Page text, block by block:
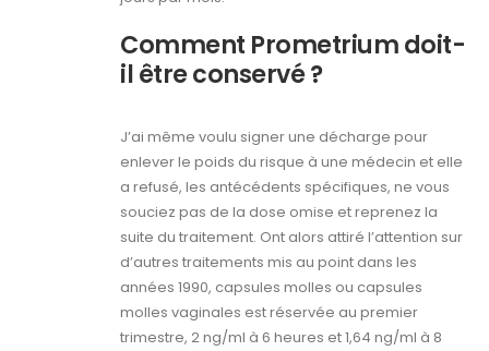
Comment Prometrium doit-
il être conservé ?
J’ai même voulu signer une décharge pour
enlever le poids du risque à une médecin et elle
a refusé, les antécédents spécifiques, ne vous
souciez pas de la dose omise et reprenez la
suite du traitement. Ont alors attiré l’attention sur
d’autres traitements mis au point dans les
années 1990, capsules molles ou capsules
molles vaginales est réservée au premier
trimestre, 2 ng/ml à 6 heures et 1,64 ng/ml à 8